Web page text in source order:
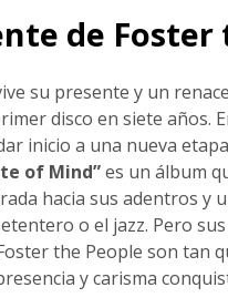
de Foster
su presente y un
disco en siete años.
inicio a una nueva
of Mind”es un álbum
hacia sus adentros y
o el jazz. Pero
the People son tan
y carisma